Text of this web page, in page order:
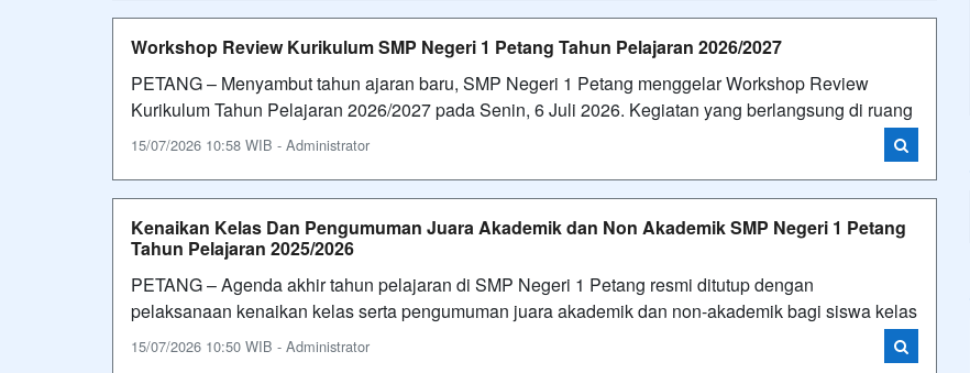
Workshop Review Kurikulum SMP Negeri 1 Petang Tahun Pelajaran 2026/2027
PETANG – Menyambut tahun ajaran baru, SMP Negeri 1 Petang menggelar Workshop Review
Kurikulum Tahun Pelajaran 2026/2027 pada Senin, 6 Juli 2026. Kegiatan yang berlangsung di ruang
15/07/2026 10:58 WIB - Administrator
Kenaikan Kelas Dan Pengumuman Juara Akademik dan Non Akademik SMP Negeri 1 Petang
Tahun Pelajaran 2025/2026
PETANG – Agenda akhir tahun pelajaran di SMP Negeri 1 Petang resmi ditutup dengan
pelaksanaan kenaikan kelas serta pengumuman juara akademik dan non-akademik bagi siswa kelas
15/07/2026 10:50 WIB - Administrator